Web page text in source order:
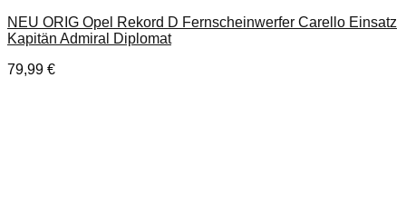
NEU ORIG Opel Rekord D Fernscheinwerfer Carello Einsatz
Kapitän Admiral Diplomat
79,99 €